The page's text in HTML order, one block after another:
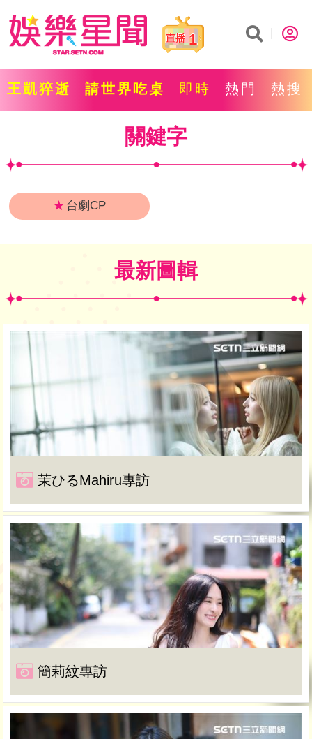
1
王凱猝逝 請世界吃桌 即時 熱門 熱搜
關鍵字
★ 台劇CP
最新圖輯
茉ひるMahiru專訪
簡莉紋專訪